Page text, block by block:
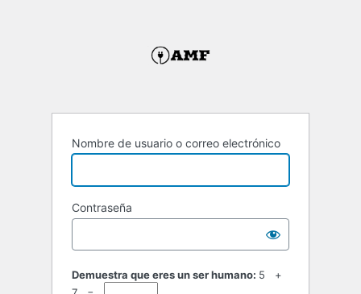
Nombre de usuario o correo electrónico
Contraseña
Demuestra que eres un ser humano: 5 +